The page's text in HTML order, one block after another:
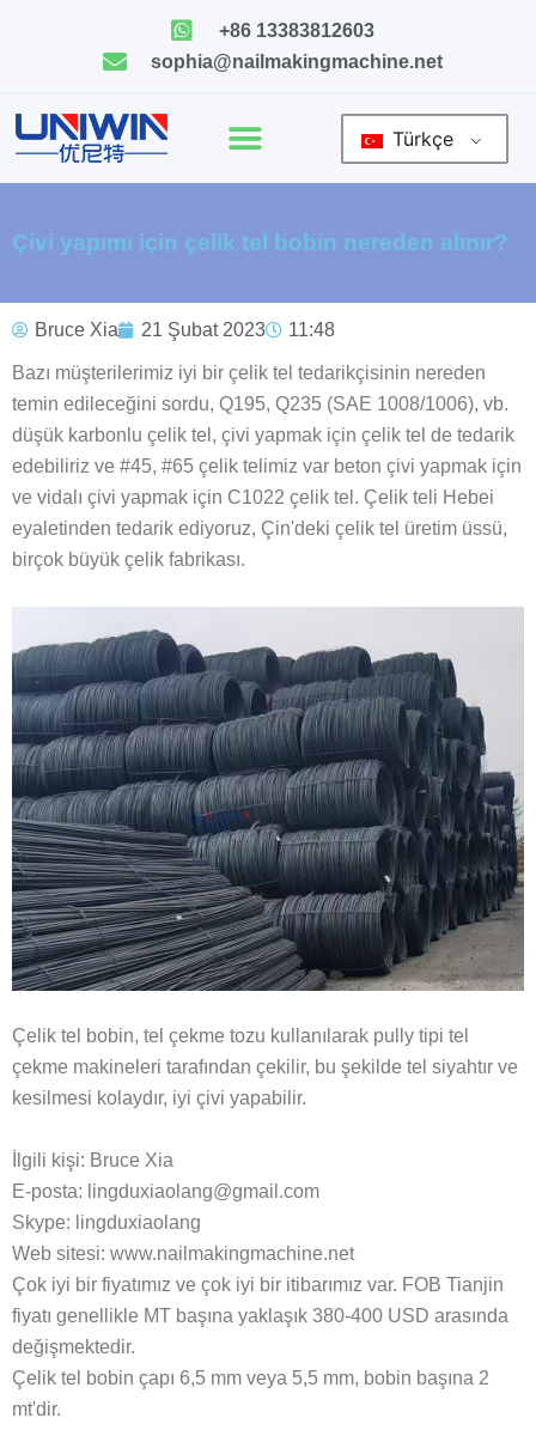
+86 13383812603
sophia@nailmakingmachine.net
Türkçe
Çivi yapımı için çelik tel bobin nereden alınır?
Bruce Xia 21 Şubat 2023 11:48
Bazı müşterilerimiz iyi bir çelik tel tedarikçisinin nereden
temin edileceğini sordu, Q195, Q235 (SAE 1008/1006), vb.
düşük karbonlu çelik tel, çivi yapmak için çelik tel de tedarik
edebiliriz ve #45, #65 çelik telimiz var beton çivi yapmak için
ve vidalı çivi yapmak için C1022 çelik tel. Çelik teli Hebei
eyaletinden tedarik ediyoruz, Çin'deki çelik tel üretim üssü,
birçok büyük çelik fabrikası.
Çelik tel bobin, tel çekme tozu kullanılarak pully tipi tel
çekme makineleri tarafından çekilir, bu şekilde tel siyahtır ve
kesilmesi kolaydır, iyi çivi yapabilir.
İlgili kişi: Bruce Xia
E-posta: lingduxiaolang@gmail.com
Skype: lingduxiaolang
Web sitesi: www.nailmakingmachine.net
Çok iyi bir fiyatımız ve çok iyi bir itibarımız var. FOB Tianjin
fiyatı genellikle MT başına yaklaşık 380-400 USD arasında
değişmektedir.
Çelik tel bobin çapı 6,5 mm veya 5,5 mm, bobin başına 2
mt'dir.